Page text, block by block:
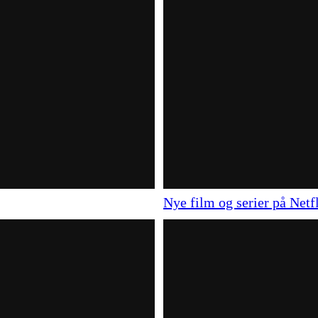
Nye film og serier på